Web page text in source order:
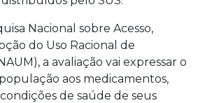
Nacional sobre Acesso,
do Uso Racional de
a avaliação vai expressar o
aos medicamentos,
de saúde de seus